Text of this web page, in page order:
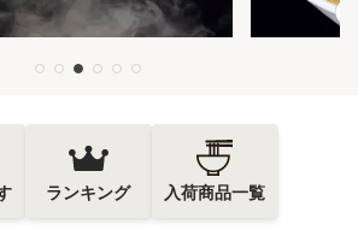
ランキング 入荷商品一覧